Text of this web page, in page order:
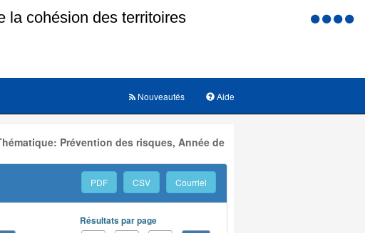
Menu
Aide
Nouveautés
Prévention des risques, Année de
PDF CSV Courriel
Résultats par page